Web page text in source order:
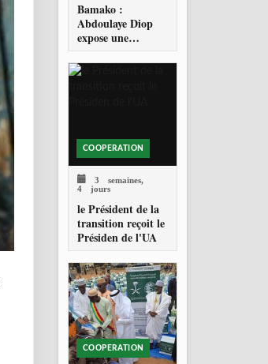
Bamako :
Abdoulaye Diop
expose une
diplomatie
malienne fondée
sur la souveraineté
COOPERATION
3 semaines,
4 jours
le Président de la
transition reçoit le
Présiden de l'UA
COOPERATION